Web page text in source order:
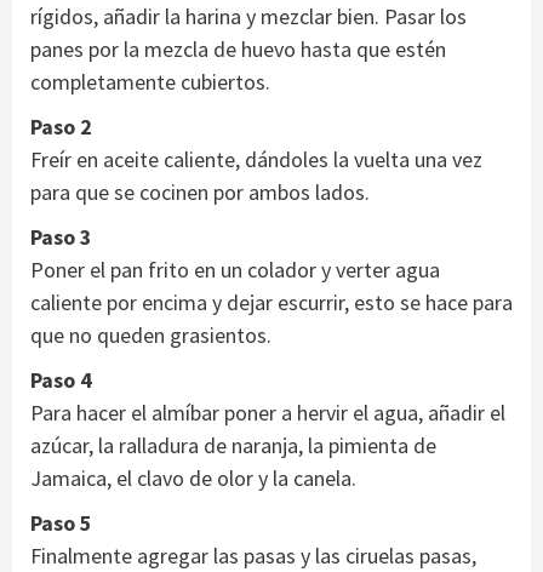
rígidos, añadir la harina y mezclar bien. Pasar los
panes por la mezcla de huevo hasta que estén
completamente cubiertos.
Paso 2
Freír en aceite caliente, dándoles la vuelta una vez
para que se cocinen por ambos lados.
Paso 3
Poner el pan frito en un colador y verter agua
caliente por encima y dejar escurrir, esto se hace para
que no queden grasientos.
Paso 4
Para hacer el almíbar poner a hervir el agua, añadir el
azúcar, la ralladura de naranja, la pimienta de
Jamaica, el clavo de olor y la canela.
Paso 5
Finalmente agregar las pasas y las ciruelas pasas,